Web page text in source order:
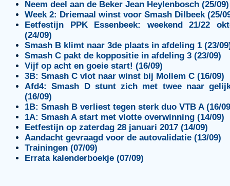
Neem deel aan de Beker Jean Heylenbosch (25/09)
Week 2: Driemaal winst voor Smash Dilbeek (25/
Eetfestijn PPK Essenbeek: weekend 21/22
(24/09)
Smash B klimt naar 3de plaats in afdeling 1 (23/
Smash C pakt de koppositie in afdeling 3 (23/09)
Vijf op acht en goeie start! (16/09)
3B: Smash C vlot naar winst bij Mollem C (16/09)
Afd4: Smash D stunt zich met twee naar
(16/09)
1B: Smash B verliest tegen sterk duo VTB A (16/
1A: Smash A start met vlotte overwinning (14/09)
Eetfestijn op zaterdag 28 januari 2017 (14/09)
Aandacht gevraagd voor de autovalidatie (13/09)
Trainingen (07/09)
Errata kalenderboekje (07/09)